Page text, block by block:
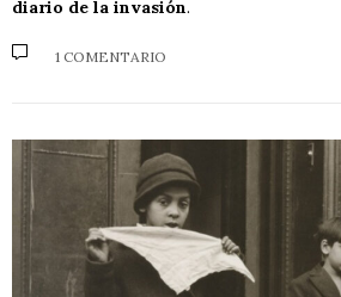
diario de la invasión.
1 COMENTARIO